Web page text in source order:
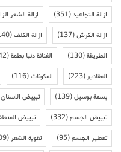
ازالة التجاعيد(351) ازالة الشعر
ازالة الكرش(137) ازالة الكلف(140)
الطريقة(130) الفنانة دنيا بطمة(142)
المقادير(223) المكونات(116)
بسمة بوسيل(139) تبييض الاسنان
تبييض الجسم(332) تبييض
تعطير الجسم(95) تقوية الشعر(109)